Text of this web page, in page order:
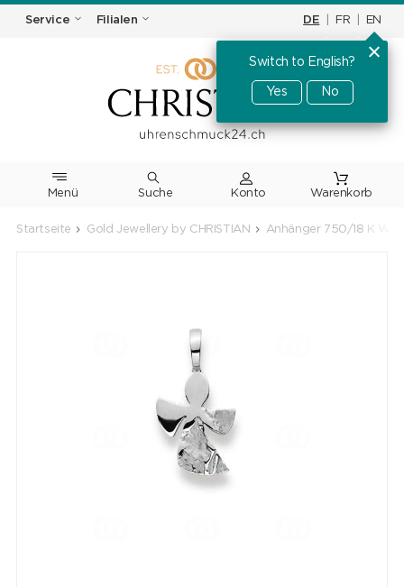
Service Filialen DE FR EN
Switch to English?
Yes No
Menü Suche Warenkorb
Startseite Gold Jewellery by CHRISTIAN Anhänger 750/18 K